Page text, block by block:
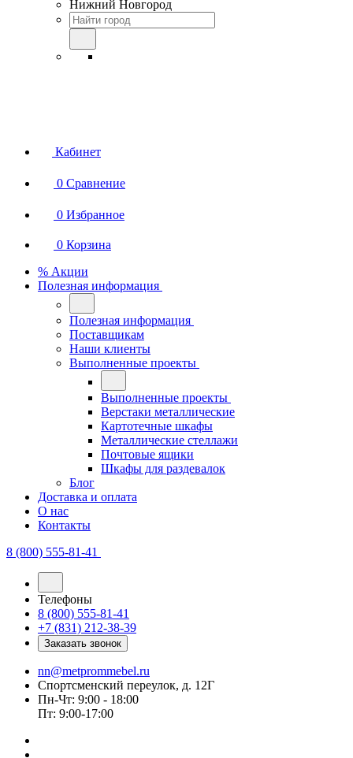
Нижний Новгород
Кабинет
0 Сравнение
0 Избранное
0 Корзина
% Акции
Полезная информация
Полезная информация
Поставщикам
Наши клиенты
Выполненные проекты
Выполненные проекты
Верстаки металлические
Картотечные шкафы
Металлические стеллажи
Почтовые ящики
Шкафы для раздевалок
Блог
Доставка и оплата
О нас
Контакты
8 (800) 555-81-41
Телефоны
8 (800) 555-81-41
+7 (831) 212-38-39
Заказать звонок
nn@metprommebel.ru
Спортсменский переулок, д. 12Г
Пн-Чт: 9:00 - 18:00
Пт: 9:00-17:00